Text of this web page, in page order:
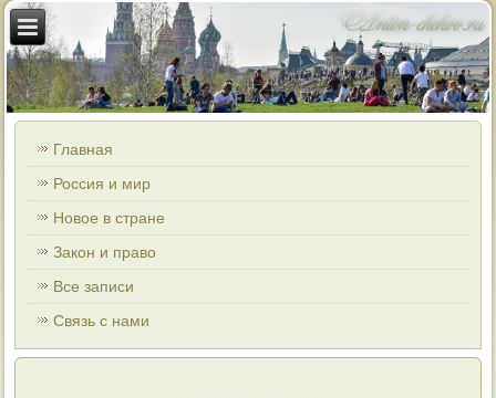
Главная
Россия и мир
Новое в стране
Закон и право
Все записи
Связь с нами